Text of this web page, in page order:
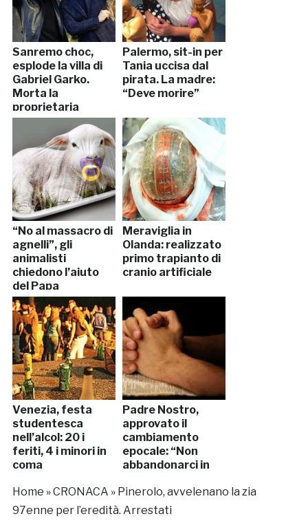
Sanremo choc,
esplode la villa di
Gabriel Garko.
Morta la
proprietaria
Palermo, sit-in per
Tania uccisa dal
pirata. La madre:
“Deve morire”
“No al massacro di
agnelli”, gli
animalisti
chiedono l’aiuto
del Papa
Meraviglia in
Olanda: realizzato
primo trapianto di
cranio artificiale
Venezia, festa
studentesca
nell’alcol: 20 i
feriti, 4 i minori in
coma
Padre Nostro,
approvato il
cambiamento
epocale: “Non
abbandonarci in
Home »CRONACA » Pinerolo, avvelenano la zia
97enne per l’eredità. Arrestati